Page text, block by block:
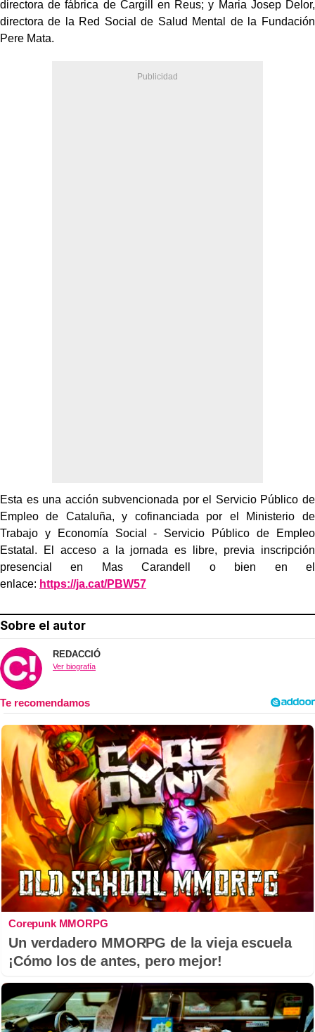
directora de fábrica de Cargill en Reus; y Maria Josep Delor,
directora de la Red Social de Salud Mental de la Fundación
Pere Mata.
Esta es una acción subvencionada por el Servicio Público de
Empleo de Cataluña, y cofinanciada por el Ministerio de
Trabajo y Economía Social - Servicio Público de Empleo
Estatal. El acceso a la jornada es libre, previa inscripción
presencial en Mas Carandell o bien en el
enlace: https://ja.cat/PBW57
Sobre el autor
REDACCIÓ
Ver biografía
Corepunk MMORPG
Un verdadero MMORPG de la vieja escuela
¡Cómo los de antes, pero mejor!